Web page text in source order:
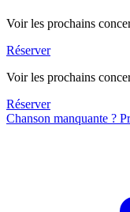
Voir les prochains
Réserver
Voir les prochains
Réserver
Chanson manquante ?